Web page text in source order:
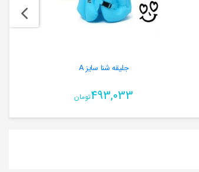
جلیقه شنا سایز A
493,033تومان